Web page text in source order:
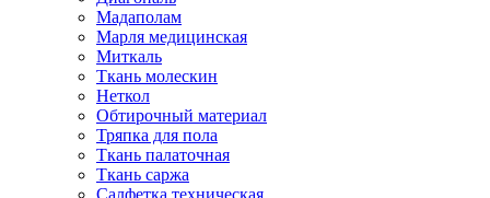
Мадаполам
Марля медицинская
Миткаль
Ткань молескин
Неткол
Обтирочный материал
Тряпка для пола
Ткань палаточная
Ткань саржа
Салфетка техническая